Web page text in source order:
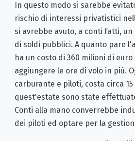
In questo modo si sarebbe
rischio di interessi privatistici
si avrebbe avuto, a conti fatti,
di soldi pubblici. A quanto pare
ha un costo di 360 milioni di euro
aggiungere le ore di volo in più.
carburante e piloti, costa circa 15
quest'estate sono state
Conti alla mano converrebbe
dei piloti ed optare per la